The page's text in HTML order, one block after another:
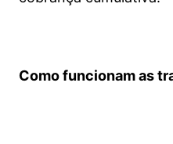
Como funcionam as